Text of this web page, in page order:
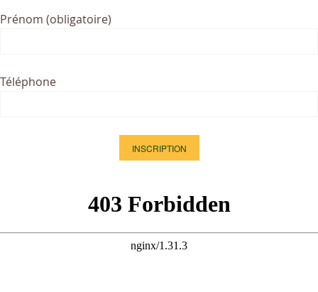
Prénom (obligatoire)
Téléphone